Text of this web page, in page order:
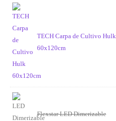
TECH Carpa de Cultivo Hulk
60x120cm
Flexstar LED Dimerizable